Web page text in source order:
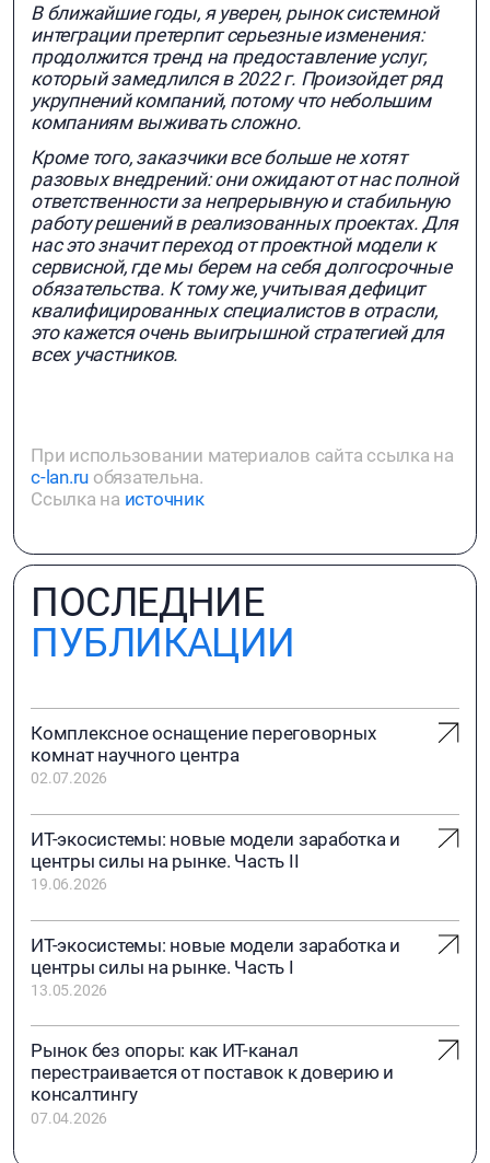
В ближайшие годы, я уверен, рынок системной
интеграции претерпит серьезные изменения:
продолжится тренд на предоставление услуг,
который замедлился в 2022 г. Произойдет ряд
укрупнений компаний, потому что небольшим
компаниям выживать сложно.
Кроме того, заказчики все больше не хотят
разовых внедрений: они ожидают от нас полной
ответственности за непрерывную и стабильную
работу решений в реализованных проектах. Для
нас это значит переход от проектной модели к
сервисной, где мы берем на себя долгосрочные
обязательства. К тому же, учитывая дефицит
квалифицированных специалистов в отрасли,
это кажется очень выигрышной стратегией для
всех участников.
При использовании материалов сайта ссылка на
c-lan.ru обязательна.
Ссылка на источник
ПОСЛЕДНИЕ
ПУБЛИКАЦИИ
Комплексное оснащение переговорных
комнат научного центра
02.07.2026
ИТ-экосистемы: новые модели заработка и
центры силы на рынке. Часть II
19.06.2026
ИТ-экосистемы: новые модели заработка и
центры силы на рынке. Часть I
13.05.2026
Рынок без опоры: как ИТ-канал
перестраивается от поставок к доверию и
консалтингу
07.04.2026